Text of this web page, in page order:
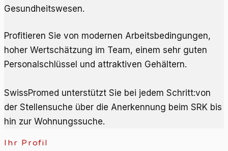
Gesundheitswesen.
Profitieren Sie von modernen Arbeitsbedingungen,
hoher Wertschätzung im Team, einem sehr guten
Personalschlüssel und attraktiven Gehältern.
SwissPromed unterstützt Sie bei jedem Schritt:von
der Stellensuche über die Anerkennung beim SRK bis
hin zur Wohnungssuche.
Ihr Profil